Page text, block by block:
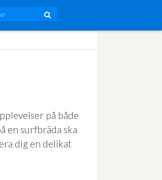
på både
en surfbräda ska
dig en delikat